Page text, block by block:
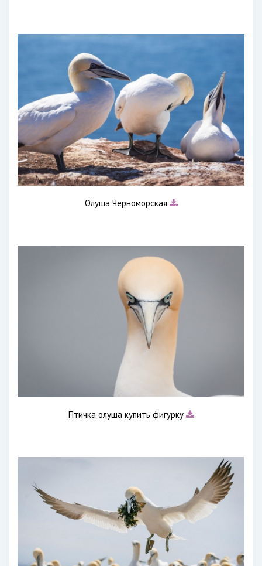
Олуша Черноморская
Птичка олуша купить фигурку